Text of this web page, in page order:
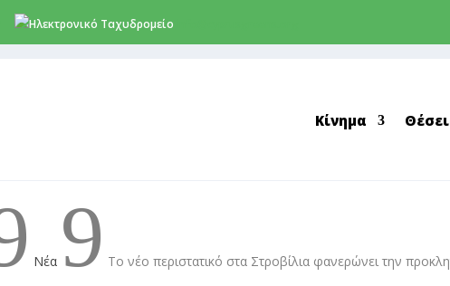
Κίνημα
Νέα 9 Το νέο περιστατικό στα Στροβίλια φανερώνει την